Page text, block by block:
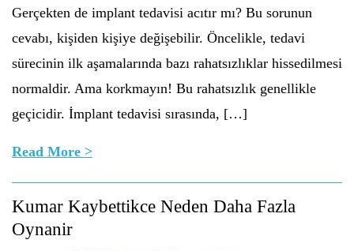
Gerçekten de implant tedavisi acıtır mı? Bu sorunun
cevabı, kişiden kişiye değişebilir. Öncelikle, tedavi
sürecinin ilk aşamalarında bazı rahatsızlıklar hissedilmesi
normaldir. Ama korkmayın! Bu rahatsızlık genellikle
geçicidir. İmplant tedavisi sırasında, […]
Read More >
Kumar Kaybettikce Neden Daha Fazla
Oynanir